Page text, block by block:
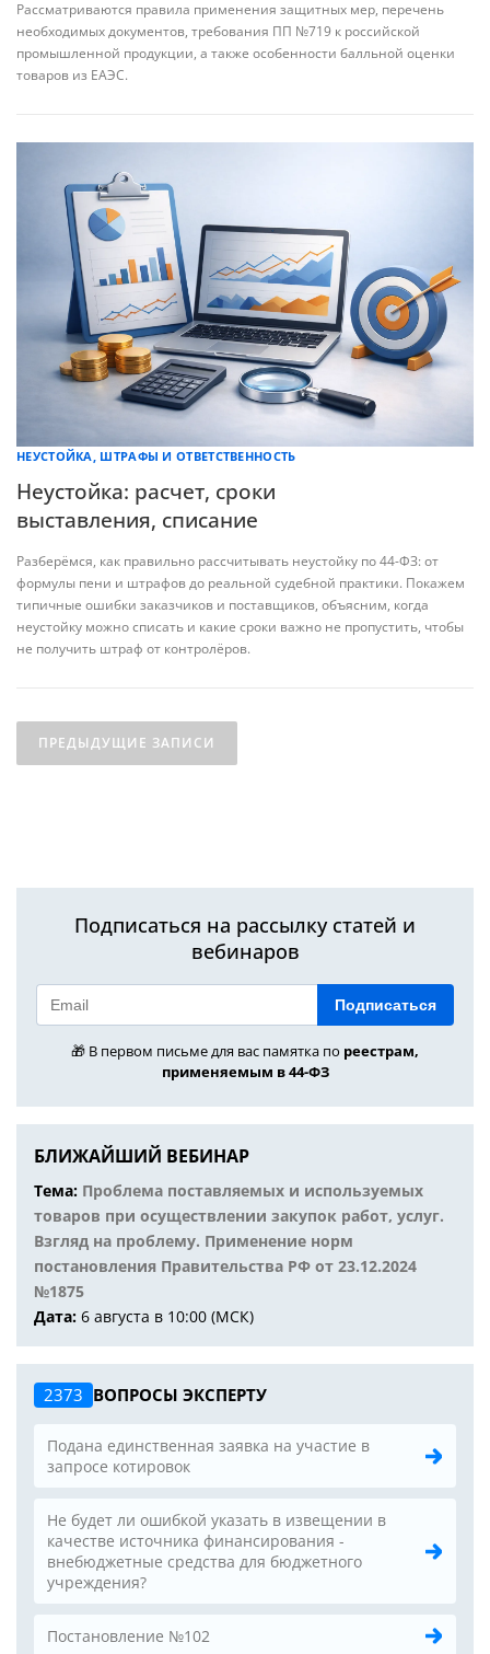
Рассматриваются правила применения защитных мер, перечень
необходимых документов, требования ПП №719 к российской
промышленной продукции, а также особенности балльной оценки
товаров из ЕАЭС.
НЕУСТОЙКА, ШТРАФЫ И ОТВЕТСТВЕННОСТЬ
Неустойка: расчет, сроки
выставления, списание
Разберёмся, как правильно рассчитывать неустойку по 44-ФЗ: от
формулы пени и штрафов до реальной судебной практики. Покажем
типичные ошибки заказчиков и поставщиков, объясним, когда
неустойку можно списать и какие сроки важно не пропустить, чтобы
не получить штраф от контролёров.
ПРЕДЫДУЩИЕ ЗАПИСИ
Подписаться на рассылку статей и
вебинаров
Подписаться
🎁 В первом письме для вас памятка по реестрам,
применяемым в 44-ФЗ
БЛИЖАЙШИЙ ВЕБИНАР
Тема: Проблема поставляемых и используемых
товаров при осуществлении закупок работ, услуг.
Взгляд на проблему. Применение норм
постановления Правительства РФ от 23.12.2024
№1875
Дата: 6 августа в 10:00 (МСК)
2373 ВОПРОСЫ ЭКСПЕРТУ
Подана единственная заявка на участие в
запросе котировок
Не будет ли ошибкой указать в извещении в
качестве источника финансирования -
внебюджетные средства для бюджетного
учреждения?
Постановление №102